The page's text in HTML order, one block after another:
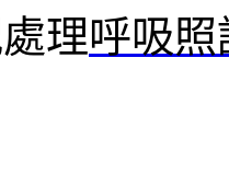
理呼吸照